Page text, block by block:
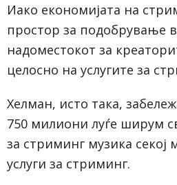
Иако економијата на
простор за подобрување
надоместокот за
целосно на услугите за
Хелман, исто така,
750 милиони луѓе ширум
за стриминг музика секој
услуги за стриминг.